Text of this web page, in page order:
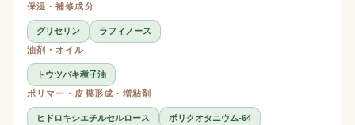
保湿・補修成分
グリセリン
ラフィノース
油剤・オイル
トウツバキ種子油
ポリマー・皮膜形成・増粘剤
ヒドロキシエチルセルロース
ポリクオタニウム-64